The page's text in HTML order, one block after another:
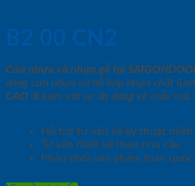
B2 00 CN2
Cửa nhựa và nhựa gỗ tại
dòng cửa nhựa và hỗ hợp nhựa chất
CAO đi kèm với sự đa dạng về mẫu
Hỗ trợ tư vấn về kỹ thuật miễn
Tư vấn thiết kế theo nhu cầu
Phân phối sản phẩm toàn quốc